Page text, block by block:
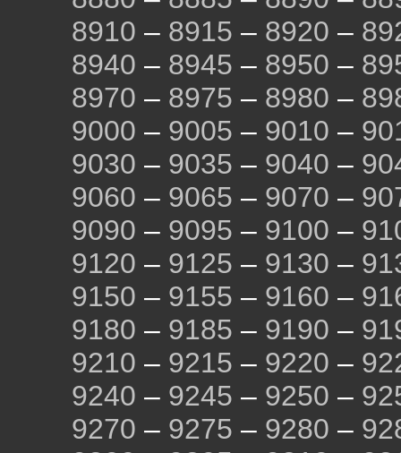
8910 – 8915 – 8920 –
8940 – 8945 – 8950 –
8970 – 8975 – 8980 –
9000 – 9005 – 9010 –
9030 – 9035 – 9040 –
9060 – 9065 – 9070 –
9090 – 9095 – 9100 –
9120 – 9125 – 9130 –
9150 – 9155 – 9160 –
9180 – 9185 – 9190 –
9210 – 9215 – 9220 –
9240 – 9245 – 9250 –
9270 – 9275 – 9280 –